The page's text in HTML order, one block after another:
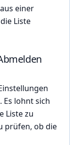
einer
Liste
lohnt sich
Liste zu
prüfen, ob die